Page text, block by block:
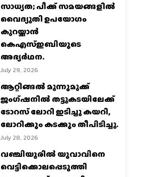
സാധ്യത; പീക്ക് സമയങ്ങളില്‍
വൈദ്യുതി ഉപയോഗം
കുറയ്ക്കാൻ
കെഎസ്‌ഇബിയുടെ
അഭ്യര്‍ഥന.
July 29, 2026
ആറ്റിങ്ങൽ മൂന്നുമുക്ക്
ജംഗ്ഷനിൽ തട്ടുകടയിലേക്ക്
ടോറസ് ലോറി ഇടിച്ചു കയറി,
ലോറിക്കും കടക്കും തീപിടിച്ചു.
July 28, 2026
വഞ്ചിയൂരില്‍ യുവാവിനെ
വെട്ടിക്കൊലപ്പെടുത്തി